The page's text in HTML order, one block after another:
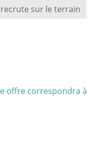
sur le terrain
offre correspondra